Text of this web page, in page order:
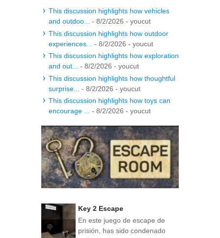
This discussion highlights how vehicles
and outdoo...
- 8/2/2026 - youcut
This discussion highlights how outdoor
experiences...
- 8/2/2026 - youcut
This discussion highlights how exploration
and out...
- 8/2/2026 - youcut
This discussion highlights how thoughtful
surprise...
- 8/2/2026 - youcut
This discussion highlights how toys can
encourage ...
- 8/2/2026 - youcut
Key 2 Escape
En este juego de escape de
prisión, has sido condenado